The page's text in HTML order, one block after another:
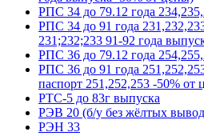
РПС 34 до 79.12 года
РПС 34 до 91 года
231;232;233 91-92 года
РПС 36 до 79.12 года
РПС 36 до 91 года
паспорт 251,252,253 -50% от
РТС-5 до 83г выпуска
РЭВ 20 (б/у без жёлтых
РЭН 33